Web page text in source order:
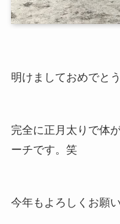
明けましておめでと
完全に正月太りで体
ーチです。笑
今年もよろしくお願